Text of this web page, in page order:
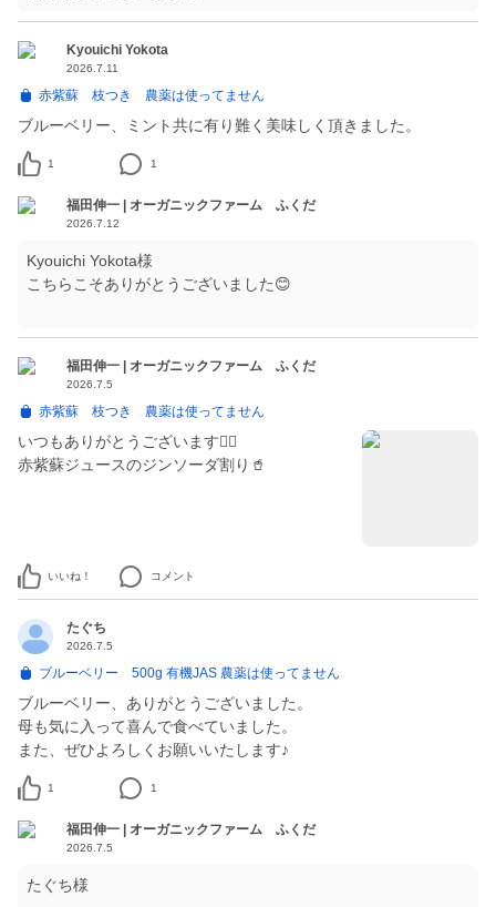
Kyouichi Yokota
2026.7.11
赤紫蘇 枝つき 農薬は使ってません
ブルーベリー、ミント共に有り難く美味しく頂きました。
1 1
福田伸一 | オーガニックファーム ふくだ
2026.7.12
Kyouichi Yokota様
こちらこそありがとうございました😊
福田伸一 | オーガニックファーム ふくだ
2026.7.5
赤紫蘇 枝つき 農薬は使ってません
いつもありがとうございます🙇‍♂️
赤紫蘇ジュースのジンソーダ割り🥤
いいね！ コメント
たぐち
2026.7.5
ブルーベリー 500g 有機JAS 農薬は使ってません
ブルーベリー、ありがとうございました。
母も気に入って喜んで食べていました。
また、ぜひよろしくお願いいたします♪
1 1
福田伸一 | オーガニックファーム ふくだ
2026.7.5
たぐち様